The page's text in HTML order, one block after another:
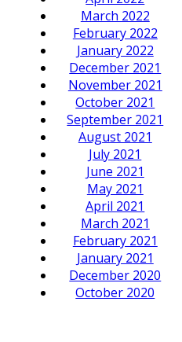
March 2022
February 2022
January 2022
December 2021
November 2021
October 2021
September 2021
August 2021
July 2021
June 2021
May 2021
April 2021
March 2021
February 2021
January 2021
December 2020
October 2020